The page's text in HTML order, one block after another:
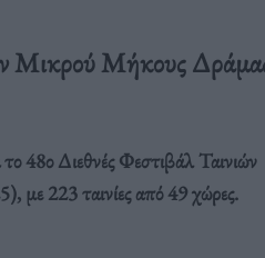
Μικρού Μήκους
48ο Διεθνές Φεστιβάλ Ταινιών
223 ταινίες από 49 χώρες.